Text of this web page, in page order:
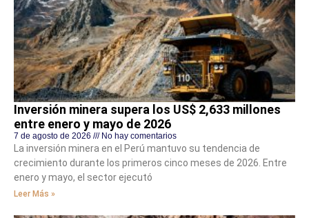
Inversión minera supera los US$ 2,633 millones
entre enero y mayo de 2026
7 de agosto de 2026 No hay comentarios
La inversión minera en el Perú mantuvo su tendencia de
crecimiento durante los primeros cinco meses de 2026. Entre
enero y mayo, el sector ejecutó
Leer Más »